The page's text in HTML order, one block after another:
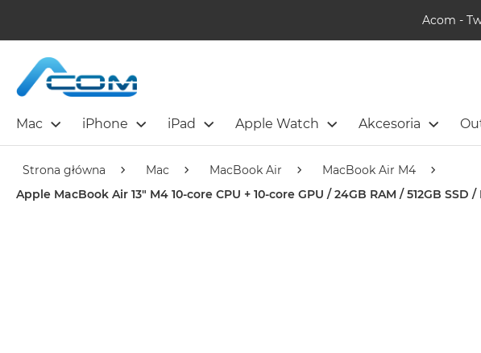
Acom -
Mac iPhone iPad Apple Watch Akcesoria
Strona główna Mac MacBook Air
MacBook Air M4
Apple MacBook Air 13" M4 10-core CPU + 10-core GPU / 24GB RAM / 512GB